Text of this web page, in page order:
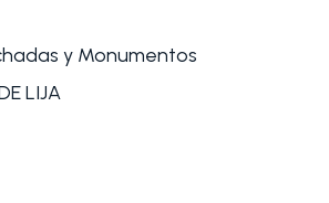
y Monumentos
LIJA